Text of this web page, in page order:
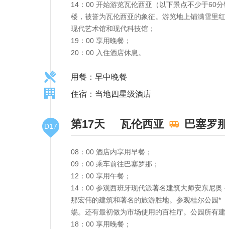
14：00 开始游览瓦伦西亚（以下景点不少于60
楼，被誉为瓦伦西亚的象征。游览地上铺满雪里
现代艺术馆和现代科技馆；
19：00 享用晚餐；
20：00 入住酒店休息。
用餐：早中晚餐
住宿：当地四星级酒店
D17 第17天 瓦伦西亚 巴塞罗
08：00 酒店内享用早餐；
09：00 乘车前往巴塞罗那；
12：00 享用午餐；
14：00 参观西班牙现代派著名建筑大师安东尼
那宏伟的建筑和著名的旅游胜地。参观桂尔公园
蜴。还有最初做为市场使用的百柱厅。公园所有
18：00 享用晚餐；